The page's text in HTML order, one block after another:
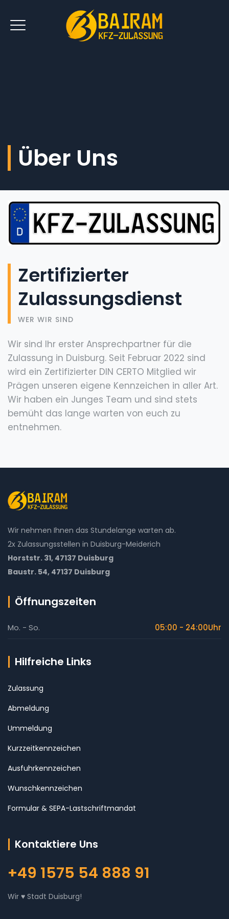
Über Uns
Zertifizierter
Zulassungsdienst
WER WIR SIND
Wir sind Ihr erster Ansprechpartner für die
Zulassung in Duisburg. Seit Februar 2022 sind
wird ein Zertifizierter DIN CERTO Mitglied wir
Prägen unseren eigene Kennzeichen in aller Art.
Wir haben ein Junges Team und sind stets
bemüht das lange warten von euch zu
entnehmen.
Wir nehmen Ihnen das Stundelange warten ab.
2x Zulassungsstellen in Duisburg-Meiderich
Horststr. 31, 47137 Duisburg
Baustr. 54, 47137 Duisburg
Öffnungszeiten
Mo. - So. 05:00 - 24:00Uhr
Hilfreiche Links
Zulassung
Abmeldung
Ummeldung
Kurzzeitkennzeichen
Ausfuhrkennzeichen
Wunschkennzeichen
Formular & SEPA-Lastschriftmandat
Kontaktiere Uns
+49 1575 54 888 91
Wir ♥ Stadt Duisburg!